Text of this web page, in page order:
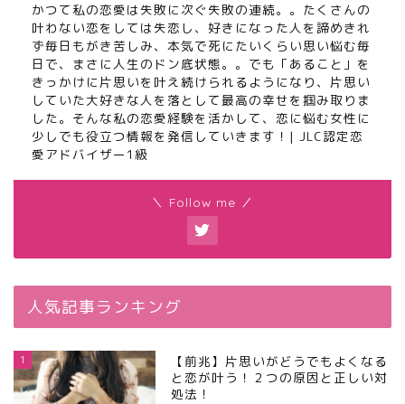
かつて私の恋愛は失敗に次ぐ失敗の連続。。たくさんの
叶わない恋をしては失恋し、好きになった人を諦めきれ
ず毎日もがき苦しみ、本気で死にたいくらい思い悩む毎
日で、まさに人生のドン底状態。。でも「あること」を
きっかけに片思いを叶え続けられるようになり、片思い
していた大好きな人を落として最高の幸せを掴み取りま
した。そんな私の恋愛経験を活かして、恋に悩む女性に
少しでも役立つ情報を発信していきます！| JLC認定恋
愛アドバイザー1級
＼ Follow me ／
人気記事ランキング
1
【前兆】片思いがどうでもよくなる
と恋が叶う！２つの原因と正しい対
処法！